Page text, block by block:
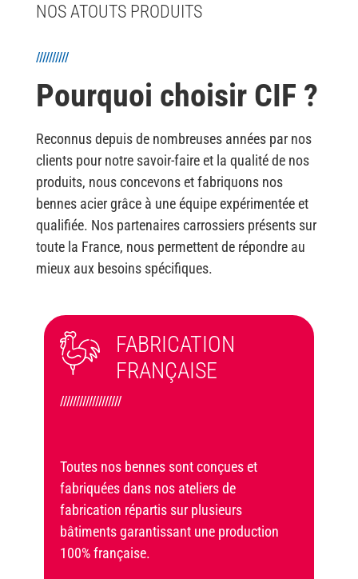
NOS ATOUTS PRODUITS
//////////
Pourquoi choisir CIF ?
Reconnus depuis de nombreuses années par nos
clients pour notre savoir-faire et la qualité de nos
produits, nous concevons et fabriquons nos
bennes acier grâce à une équipe expérimentée et
qualifiée. Nos partenaires carrossiers présents sur
toute la France, nous permettent de répondre au
mieux aux besoins spécifiques.
FABRICATION
FRANÇAISE
///////////////////
Toutes nos bennes sont conçues et
fabriquées dans nos ateliers de
fabrication répartis sur plusieurs
bâtiments garantissant une production
100% française.